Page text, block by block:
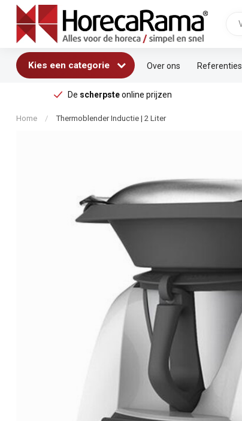
Kies een categorie Over ons Referenties
De scherpsteonline prijzen
Home / Thermoblender Inductie | 2 Liter